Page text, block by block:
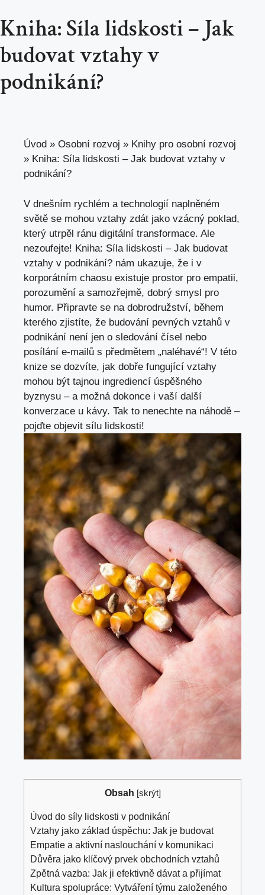
Kniha: Síla lidskosti – Jak
budovat vztahy v
podnikání?
Úvod » Osobní rozvoj » Knihy pro osobní rozvoj
» Kniha: Síla lidskosti – Jak budovat vztahy v
podnikání?
V dnešním rychlém a technologií naplněném
světě se mohou vztahy zdát jako vzácný poklad,
který utrpěl ránu digitální transformace. Ale
nezoufejte! Kniha: Síla lidskosti – Jak budovat
vztahy v podnikání? nám ukazuje, že i v
korporátním chaosu existuje prostor pro empatii,
porozumění a samozřejmě, dobrý smysl pro
humor. Připravte se na dobrodružství, během
kterého zjistíte, že budování pevných vztahů v
podnikání není jen o sledování čísel nebo
posílání e-mailů s předmětem „naléhavé“! V této
knize se dozvíte, jak dobře fungující vztahy
mohou být tajnou ingrediencí úspěšného
byznysu – a možná dokonce i vaší další
konverzace u kávy. Tak to nenechte na náhodě –
pojďte objevit sílu lidskosti!
Obsah [skrýt]
Úvod do síly lidskosti v podnikání
Vztahy jako základ úspěchu: Jak je budovat
Empatie a aktivní naslouchání v komunikaci
Důvěra jako klíčový prvek obchodních vztahů
Zpětná vazba: Jak ji efektivně dávat a přijímat
Kultura spolupráce: Vytváření týmu založeného